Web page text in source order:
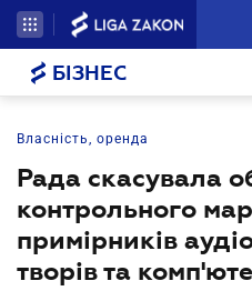
БІЗНЕС
Власність, оренда
Рада скасувала
контрольного
примірників
творів та